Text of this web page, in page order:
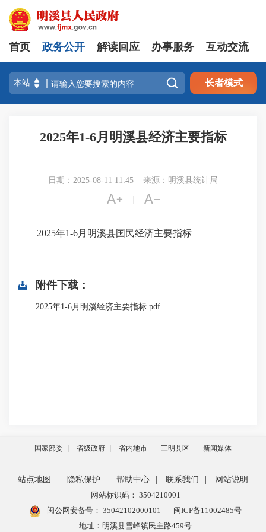
首页 政务公开 解读回应 办事服务 互动交流
 长者模式
2025年1-6月明溪县经济主要指标
日期：2025-08-11 11:45 来源：明溪县统计局
 
2025年1-6月明溪县国民经济主要指标
附件下载：
2025年1-6月明溪经济主要指标.pdf
国家部委 省级政府 省内地市 三明县区 新闻媒体
站点地图 隐私保护 帮助中心 联系我们
网站说明
网站标识码： 3504210001
闽公网安备号： 35042102000101
闽ICP备11002485号
地址：明溪县雪峰镇民主路459号